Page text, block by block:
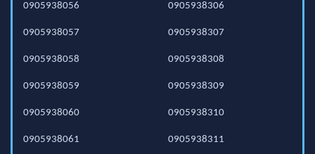
0905938056
0905938057
0905938058
0905938059
0905938060
0905938061
0905938306
0905938307
0905938308
0905938309
0905938310
0905938311